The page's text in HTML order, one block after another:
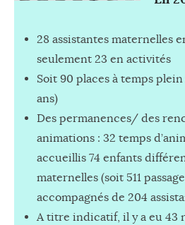
28 assistantes maternelles
seulement 23 en activités
Soit 90 places à temps
ans)
Des permanences/ des
animations : 32 temps
accueillis 74 enfants
maternelles (soit 511
accompagnés de 204
A titre indicatif, il y a eu 43